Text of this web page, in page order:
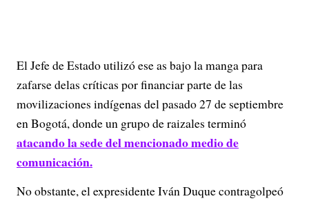
El Jefe de Estado utilizó ese as bajo la manga para
zafarse delas críticas por financiar parte de las
movilizaciones indígenas del pasado 27 de septiembre
en Bogotá, donde un grupo de raizales terminó
atacando la sede del mencionado medio de
comunicación.
No obstante, el expresidente Iván Duque contragolpeó